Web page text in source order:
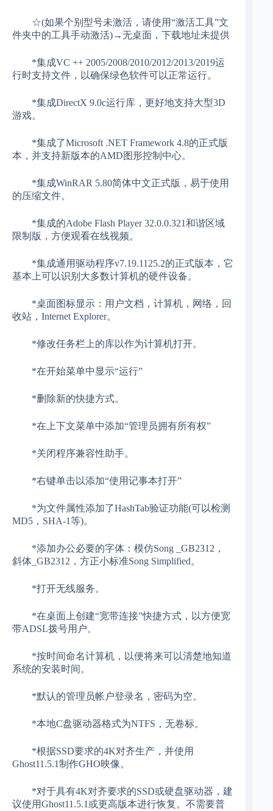
☆(如果个别型号未激活，请使用“激活工具”文
件夹中的工具手动激活)→无桌面，下载地址未提供
*集成VC ++ 2005/2008/2010/2012/2013/2019运
行时支持文件，以确保绿色软件可以正常运行。
*集成DirectX 9.0c运行库，更好地支持大型3D
游戏。
*集成了Microsoft .NET Framework 4.8的正式版
本，并支持新版本的AMD图形控制中心。
*集成WinRAR 5.80简体中文正式版，易于使用
的压缩文件。
*集成的Adobe Flash Player 32.0.0.321和谐区域
限制版，方便观看在线视频。
*集成通用驱动程序v7.19.1125.2的正式版本，它
基本上可以识别大多数计算机的硬件设备。
*桌面图标显示：用户文档，计算机，网络，回
收站，Internet Explorer。
*修改任务栏上的库以作为计算机打开。
*在开始菜单中显示“运行”
*删除新的快捷方式。
*在上下文菜单中添加“管理员拥有所有权”
*关闭程序兼容性助手。
*右键单击以添加“使用记事本打开”
*为文件属性添加了HashTab验证功能(可以检测
MD5，SHA-1等)。
*添加办公必要的字体：模仿Song _GB2312，
斜体_GB2312，方正小标准Song Simplified。
*打开无线服务。
*在桌面上创建“宽带连接”快捷方式，以方便宽
带ADSL拨号用户。
*按时间命名计算机，以便将来可以清楚地知道
系统的安装时间。
*默认的管理员帐户登录名，密码为空。
*本地C盘驱动器格式为NTFS，无卷标。
*根据SSD要求的4K对齐生产，并使用
Ghost11.5.1制作GHO映像。
*对于具有4K对齐要求的SSD或硬盘驱动器，建
议使用Ghost11.5.1或更高版本进行恢复。不需要普